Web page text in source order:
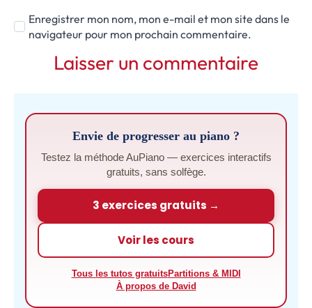
Enregistrer mon nom, mon e-mail et mon site dans le
navigateur pour mon prochain commentaire.
Envie de progresser au piano ?
Testez la méthode AuPiano — exercices interactifs
gratuits, sans solfège.
3 exercices gratuits →
Voir les cours
Tous les tutos gratuitsPartitions & MIDI
À propos de David